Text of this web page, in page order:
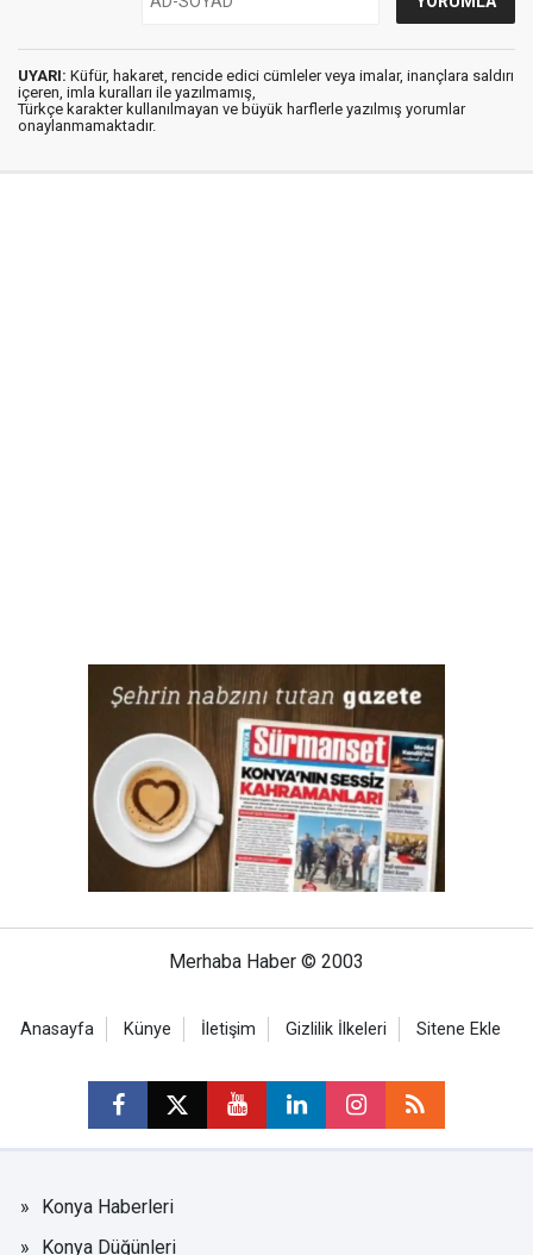
UYARI: Küfür, hakaret, rencide edici cümleler veya imalar, inançlara saldırı
içeren, imla kuralları ile yazılmamış,
Türkçe karakter kullanılmayan ve büyük harflerle yazılmış yorumlar
onaylanmamaktadır.
Merhaba Haber © 2003
Anasayfa Künye İletişim Gizlilik İlkeleri Sitene Ekle
Konya Haberleri
Konya Düğünleri